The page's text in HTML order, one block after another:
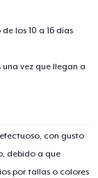
los 10 a 16 días
una vez que llegan a
con gusto
debido a que
por tallas o colores